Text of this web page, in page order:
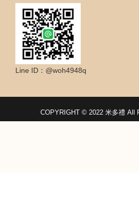
Line ID：@woh4948q
COPYRIGHT © 2022 米多禮 All